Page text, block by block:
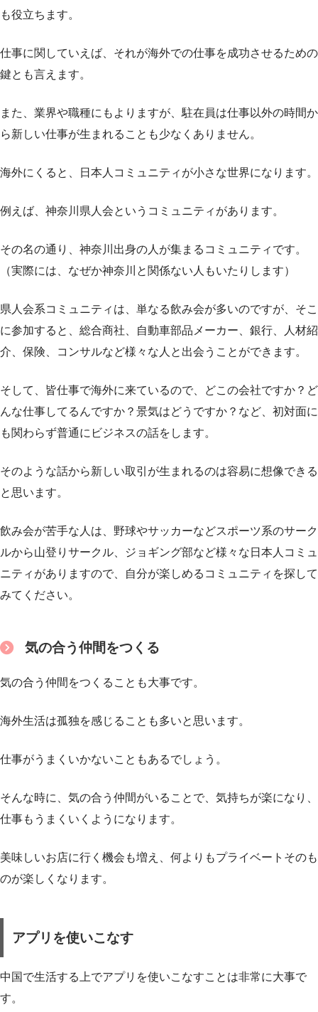
も役立ちます。
仕事に関していえば、それが海外での仕事を成功させるための
鍵とも言えます。
また、業界や職種にもよりますが、駐在員は仕事以外の時間か
ら新しい仕事が生まれることも少なくありません。
海外にくると、日本人コミュニティが小さな世界になります。
例えば、神奈川県人会というコミュニティがあります。
その名の通り、神奈川出身の人が集まるコミュニティです。
（実際には、なぜか神奈川と関係ない人もいたりします）
県人会系コミュニティは、単なる飲み会が多いのですが、そこ
に参加すると、総合商社、自動車部品メーカー、銀行、人材紹
介、保険、コンサルなど様々な人と出会うことができます。
そして、皆仕事で海外に来ているので、どこの会社ですか？ど
んな仕事してるんですか？景気はどうですか？など、初対面に
も関わらず普通にビジネスの話をします。
そのような話から新しい取引が生まれるのは容易に想像できる
と思います。
飲み会が苦手な人は、野球やサッカーなどスポーツ系のサーク
ルから山登りサークル、ジョギング部など様々な日本人コミュ
ニティがありますので、自分が楽しめるコミュニティを探して
みてください。
気の合う仲間をつくる
気の合う仲間をつくることも大事です。
海外生活は孤独を感じることも多いと思います。
仕事がうまくいかないこともあるでしょう。
そんな時に、気の合う仲間がいることで、気持ちが楽になり、
仕事もうまくいくようになります。
美味しいお店に行く機会も増え、何よりもプライベートそのも
のが楽しくなります。
アプリを使いこなす
中国で生活する上でアプリを使いこなすことは非常に大事で
す。